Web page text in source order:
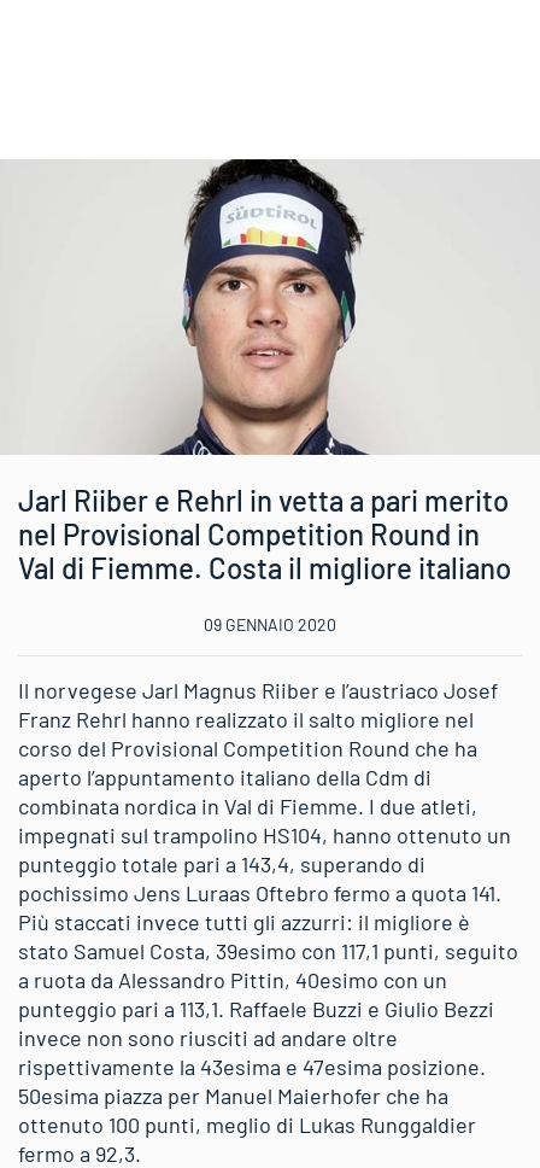
Jarl Riiber e Rehrl in vetta a pari merito
nel Provisional Competition Round in
Val di Fiemme. Costa il migliore italiano
09 GENNAIO 2020
Il norvegese Jarl Magnus Riiber e l’austriaco Josef
Franz Rehrl hanno realizzato il salto migliore nel
corso del Provisional Competition Round che ha
aperto l’appuntamento italiano della Cdm di
combinata nordica in Val di Fiemme. I due atleti,
impegnati sul trampolino HS104, hanno ottenuto un
punteggio totale pari a 143,4, superando di
pochissimo Jens Luraas Oftebro fermo a quota 141.
Più staccati invece tutti gli azzurri: il migliore è
stato Samuel Costa, 39esimo con 117,1 punti, seguito
a ruota da Alessandro Pittin, 40esimo con un
punteggio pari a 113,1. Raffaele Buzzi e Giulio Bezzi
invece non sono riusciti ad andare oltre
rispettivamente la 43esima e 47esima posizione.
50esima piazza per Manuel Maierhofer che ha
ottenuto 100 punti, meglio di Lukas Runggaldier
fermo a 92,3.